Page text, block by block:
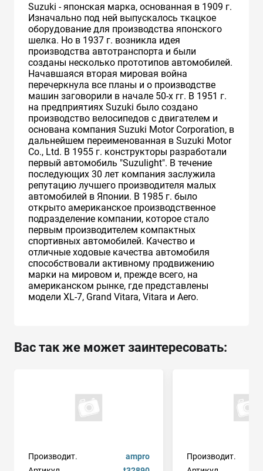
Suzuki - японская марка, основанная в 1909 г.
Изначально под ней выпускалось ткацкое
оборудование для производства японского
шелка. Но в 1937 г. возникла идея
производства автотранспорта и были
созданы несколько прототипов автомобилей.
Начавшаяся вторая мировая война
перечеркнула все планы и о производстве
машин заговорили в начале 50-х гг. В 1951 г.
на предприятиях Suzuki было создано
производство велосипедов с двигателем и
основана компания Suzuki Motor Corporation, в
дальнейшем переименованная в Suzuki Motor
Co., Ltd. В 1955 г. конструкторы разработали
первый автомобиль "Suzulight". В течение
последующих 30 лет компания заслужила
репутацию лучшего производителя малых
автомобилей в Японии. В 1985 г. было
открыто американское производственное
подразделение компании, которое стало
первым производителем компактных
спортивных автомобилей. Качество и
отличные ходовые качества автомобиля
способствовали активному продвижению
марки на мировом и, прежде всего, на
американском рынке, где представлены
модели XL-7, Grand Vitara, Vitara и Aero.
Вас так же может заинтересовать:
Производит.
ampro
Производит.